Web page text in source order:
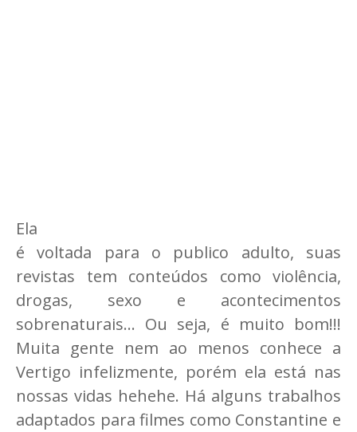
Ela
é voltada para o publico adulto, suas
revistas tem conteúdos como violência,
drogas, sexo e acontecimentos
sobrenaturais... Ou seja, é muito bom!!!
Muita gente nem ao menos conhece a
Vertigo infelizmente, porém ela está nas
nossas vidas hehehe. Há alguns trabalhos
adaptados para filmes como Constantine e